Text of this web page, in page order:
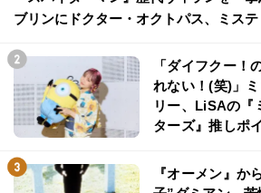
ブリンにドクター・オクトパス、ミス
「ダイフクー！
れない！(笑)」
リー、LiSAの『
ターズ』推しポ
『オーメン』